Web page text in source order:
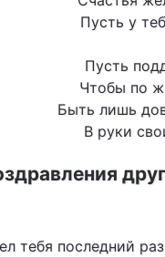
Пусть у
Пусть
Чтобы по
Быть лишь
В руки
тебя последний